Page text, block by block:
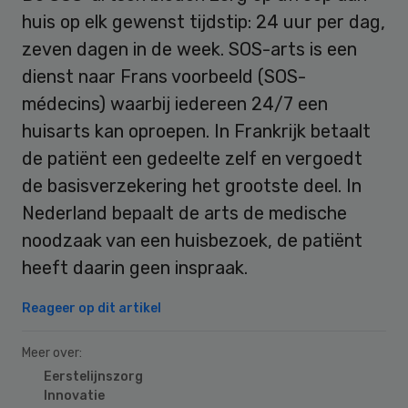
huis op elk gewenst tijdstip: 24 uur per dag,
zeven dagen in de week. SOS-arts is een
dienst naar Frans voorbeeld (SOS-
médecins) waarbij iedereen 24/7 een
huisarts kan oproepen. In Frankrijk betaalt
de patiënt een gedeelte zelf en vergoedt
de basisverzekering het grootste deel. In
Nederland bepaalt de arts de medische
noodzaak van een huisbezoek, de patiënt
heeft daarin geen inspraak.
Reageer op dit artikel
Meer over:
Eerstelijnszorg
Innovatie